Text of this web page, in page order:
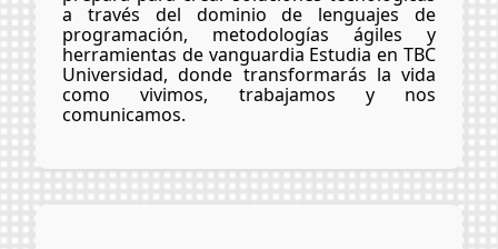
a través del dominio de lenguajes de
programación, metodologías ágiles y
herramientas de vanguardia Estudia en TBC
Universidad, donde transformarás la vida
como vivimos, trabajamos y nos
comunicamos.